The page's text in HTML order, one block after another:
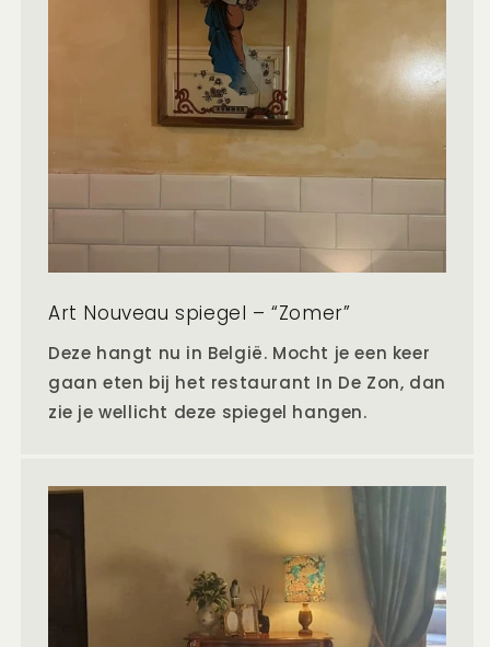
Art Nouveau spiegel – “Zomer”
Deze hangt nu in België. Mocht je een keer
gaan eten bij het restaurant In De Zon, dan
zie je wellicht deze spiegel hangen.